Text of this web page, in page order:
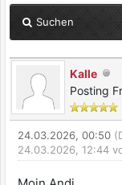
Suchen
Kalle
Posting
24.03.2026, 00:50
24.03.2026, 12:44